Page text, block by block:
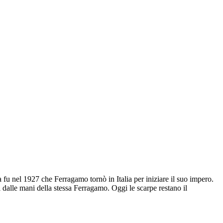
nel 1927 che Ferragamo tornò in Italia per iniziare il suo impero.
mani della stessa Ferragamo. Oggi le scarpe restano il